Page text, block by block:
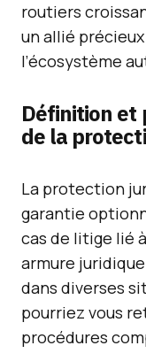
routiers
un allié
l’écosystème
Définition et
de la
La protection
garantie
cas de litige lié
armure
dans diverses
pourriez vous
procédures